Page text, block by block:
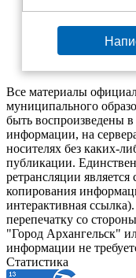
Все материалы
муниципального
быть воспроизведены
информации, на
носителях без каких-
публикации.
ретрансляции
копирования
интерактивная
перепечатку со
"Город Архангельск"
информации не
Статистика